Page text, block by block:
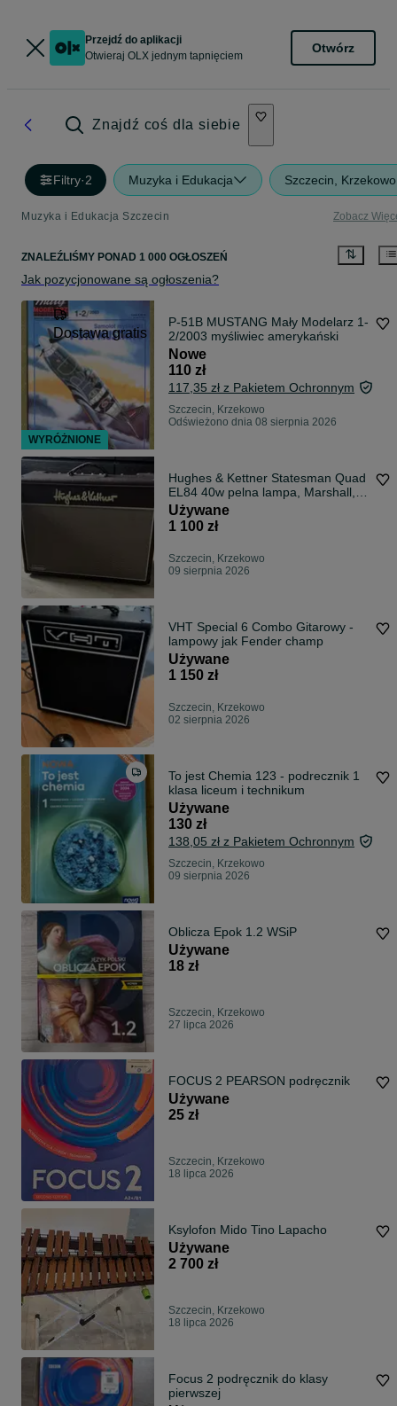
Przejdź do aplikacji
Otwieraj OLX jednym tapnięciem
Otwórz
Znajdź coś dla siebie
Filtry·2 Muzyka i Edukacja Szczecin, Krzekowo
Muzyka i Edukacja Szczecin Zobacz
ZNALEŹLIŚMY PONAD 1 000 OGŁOSZEŃ
Jak pozycjonowane są ogłoszenia?
Dostawa gratis
P-51B MUSTANG Mały Modelarz 1-
2/2003 myśliwiec amerykański
Nowe
110 zł
117,35 zł z Pakietem Ochronnym
Szczecin, Krzekowo
Odświeżono dnia 08 sierpnia 2026
Hughes & Kettner Statesman Quad
EL84 40w pelna lampa, Marshall,
Vox
Używane
1 100 zł
Szczecin, Krzekowo
09 sierpnia 2026
VHT Special 6 Combo Gitarowy -
lampowy jak Fender champ
Używane
1 150 zł
Szczecin, Krzekowo
02 sierpnia 2026
To jest Chemia 123 - podrecznik 1
klasa liceum i technikum
Używane
130 zł
138,05 zł z Pakietem Ochronnym
Szczecin, Krzekowo
09 sierpnia 2026
Oblicza Epok 1.2 WSiP
Używane
18 zł
Szczecin, Krzekowo
27 lipca 2026
FOCUS 2 PEARSON podręcznik
Używane
25 zł
Szczecin, Krzekowo
18 lipca 2026
Ksylofon Mido Tino Lapacho
Używane
2 700 zł
Szczecin, Krzekowo
18 lipca 2026
Focus 2 podręcznik do klasy
pierwszej
WYRÓŻNIONE